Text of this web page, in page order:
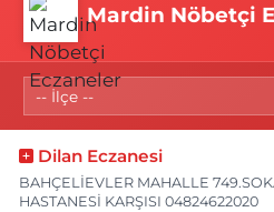
Mardin Nöbetçi
Dilan Eczanesi
BAHÇELİEVLER MAHALLE
HASTANESİ KARŞISI 04824622020